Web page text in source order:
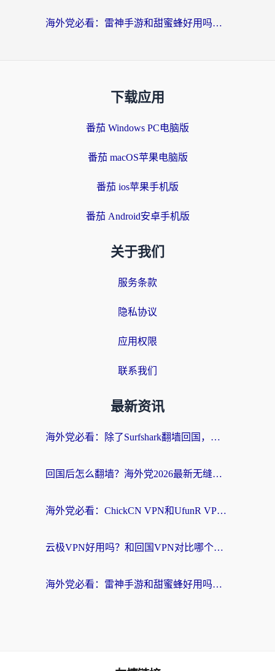
海外党必看：雷神手游和甜蜜蜂好用吗？3步选对回国加速器无缝刷国内资源
下载应用
番茄 Windows PC电脑版
番茄 macOS苹果电脑版
番茄 ios苹果手机版
番茄 Android安卓手机版
关于我们
服务条款
隐私协议
应用权限
联系我们
最新资讯
海外党必看：除了Surfshark翻墙回国，这些加速器选择技巧你真的懂吗？
回国后怎么翻墙？海外党2026最新无缝访问国内资源全攻略（附对比实测）
海外党必看：ChickCN VPN和UfunR VPN对比哪个回国效果更好？附实用选择指南
云极VPN好用吗？和回国VPN对比哪个回国效果更好？海外党亲测避坑指南
海外党必看：雷神手游和甜蜜蜂好用吗？3步选对回国加速器无缝刷国内资源